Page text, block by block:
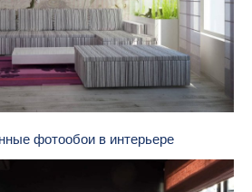
фотообои в интерьере